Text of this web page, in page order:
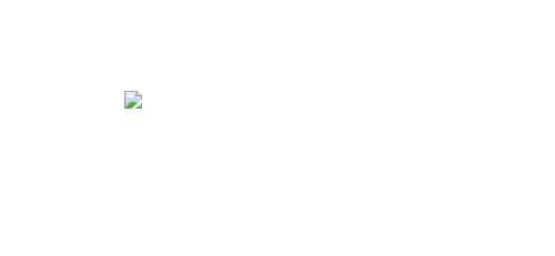
Häng nicht rum. Mach was draus!